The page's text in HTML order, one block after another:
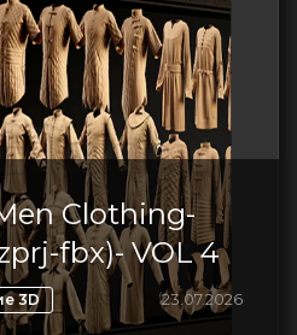
Clothing-
fbx)- VOL 4
3D 23.07.2026